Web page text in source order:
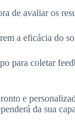
de avaliar os
a eficácia do
para coletar
e
da sua